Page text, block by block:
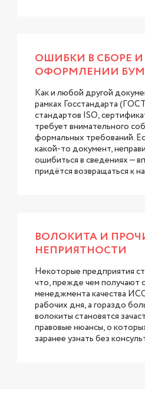
ОШИБКИ В СБОРЕ И
ОФОРМЛЕНИИ
Как и любой другой
рамках Госстандарта
стандартов ISO,
требует внимательного
формальных требований.
какой-то документ,
ошибиться в сведениях —
придётся возвращаться к
ВОЛОКИТА И
НЕПРИЯТНОСТИ
Некоторые предприятия
что, прежде чем получают
менеджмента качества
рабочих дня, а гораздо
волокиты становятся
правовые нюансы, о
заранее узнать без